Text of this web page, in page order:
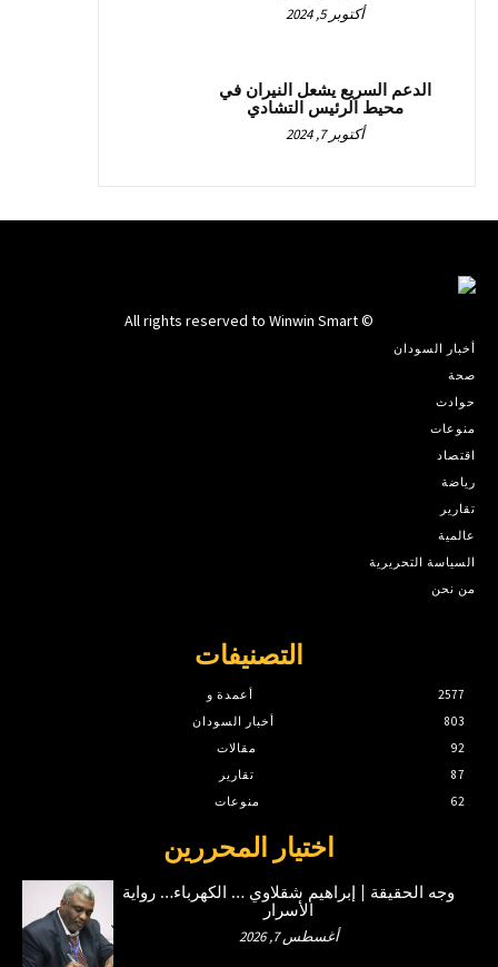
أكتوبر 5, 2024
الدعم السريع يشعل النيران في
محيط الرئيس التشادي
أكتوبر 7, 2024
© All rights reserved to Winwin Smart
أخبار السودان
صحة
حوادث
منوعات
اقتصاد
رياضة
تقارير
عالمية
السياسة التحريرية
من نحن
التصنيفات
أعمدة و
2577
أخبار السودان
803
مقالات
92
تقارير
87
منوعات
62
اختيار المحررين
وجه الحقيقة | إبراهيم شقلاوي … الكهرباء… رواية
الأسرار
أغسطس 7, 2026